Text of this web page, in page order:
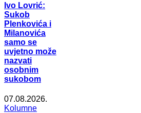
Ivo Lovrić:
Sukob
Plenkovića i
Milanovića
samo se
uvjetno može
nazvati
osobnim
sukobom
07.08.2026.
Kolumne